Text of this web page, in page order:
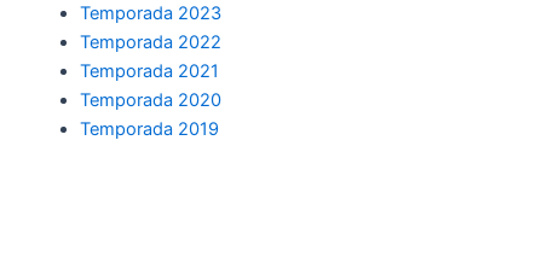
Temporada 2023
Temporada 2022
Temporada 2021
Temporada 2020
Temporada 2019